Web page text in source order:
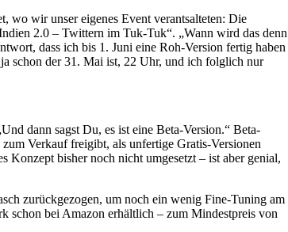
wo wir unser eigenes Event verantsalteten: Die
2.0 – Twittern im Tuk-Tuk“. „Wann wird das denn
dass ich bis 1. Juni eine Roh-Version fertig haben
schon der 31. Mai ist, 22 Uhr, und ich folglich nur
dann sagst Du, es ist eine Beta-Version.“ Beta-
Verkauf freigibt, als unfertige Gratis-Versionen
bisher noch nicht umgesetzt – ist aber genial,
zurückgezogen, um noch ein wenig Fine-Tuning am
schon bei Amazon erhältlich – zum Mindestpreis von